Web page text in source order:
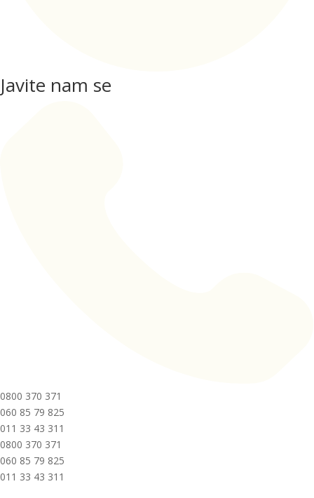
Javite nam se
0800 370 371
060 85 79 825
011 33 43 311
0800 370 371
060 85 79 825
011 33 43 311